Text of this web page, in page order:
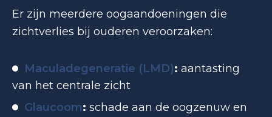
Er zijn meerdere oogaandoeningen die
zichtverlies bij ouderen veroorzaken:
Maculadegeneratie (LMD): aantasting
van het centrale zicht
Glaucoom: schade aan de oogzenuw en